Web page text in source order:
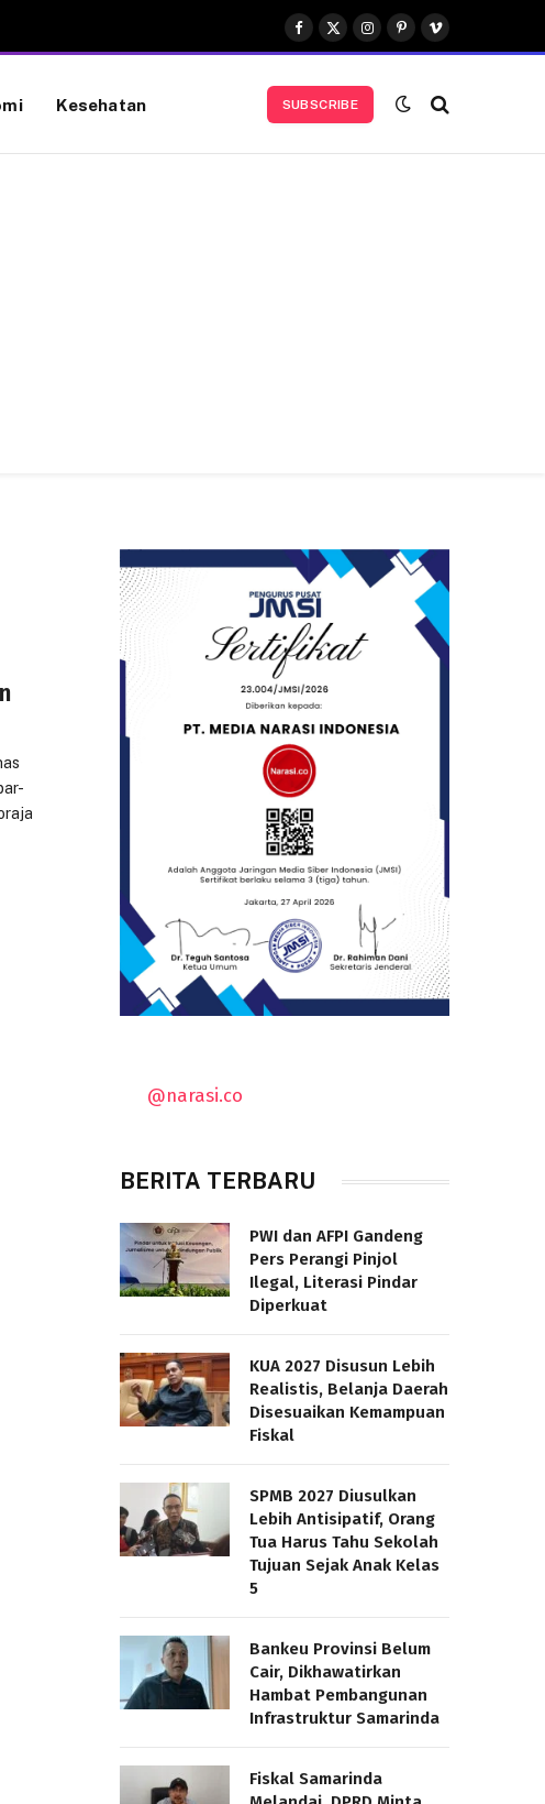
Facebook
X
(Twitter)
Instagram
Pinterest
Vimeo
Kesehatan SUBSCRIBE
@narasi.co
BERITA TERBARU
PWI dan AFPI Gandeng
Pers Perangi Pinjol
Ilegal, Literasi Pindar
Diperkuat
KUA 2027 Disusun Lebih
Realistis, Belanja Daerah
Disesuaikan Kemampuan
Fiskal
SPMB 2027 Diusulkan
Lebih Antisipatif, Orang
Tua Harus Tahu Sekolah
Tujuan Sejak Anak Kelas
5
Bankeu Provinsi Belum
Cair, Dikhawatirkan
Hambat Pembangunan
Infrastruktur Samarinda
Fiskal Samarinda